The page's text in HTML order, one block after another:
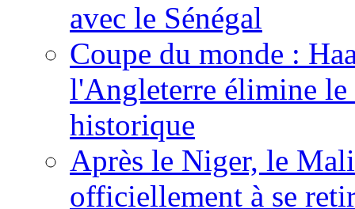
avec le Sénégal
Coupe du monde :
l'Angleterre élimine
historique
Après le Niger, le
officiellement à se